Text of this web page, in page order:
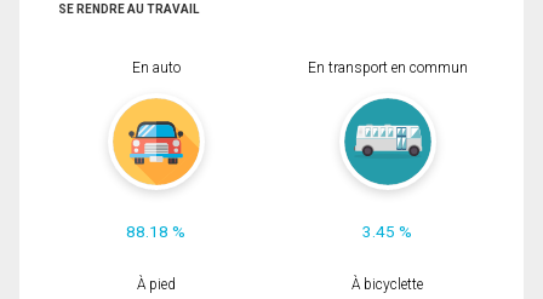
SE RENDRE AU TRAVAIL
En auto
88.18 %
En transport en commun
3.45 %
À pied À bicyclette